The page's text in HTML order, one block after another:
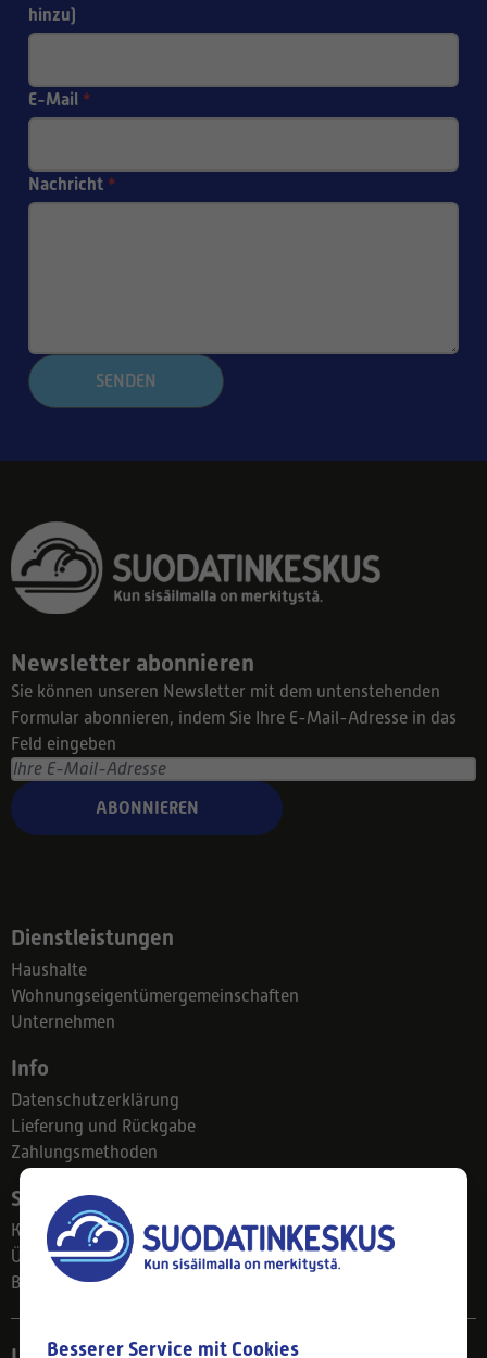
hinzu)
E-Mail *
Nachricht *
SENDEN
Newsletter abonnieren
Sie können unseren Newsletter mit dem untenstehenden
Formular abonnieren, indem Sie Ihre E-Mail-Adresse in das
Feld eingeben
ABONNIEREN
Dienstleistungen
Haushalte
Wohnungseigentümergemeinschaften
Unternehmen
Info
Datenschutzerklärung
Lieferung und Rückgabe
Zahlungsmethoden
Suodatinkeskus
Kontakt
Über uns
Blog
Besserer Service mit Cookies